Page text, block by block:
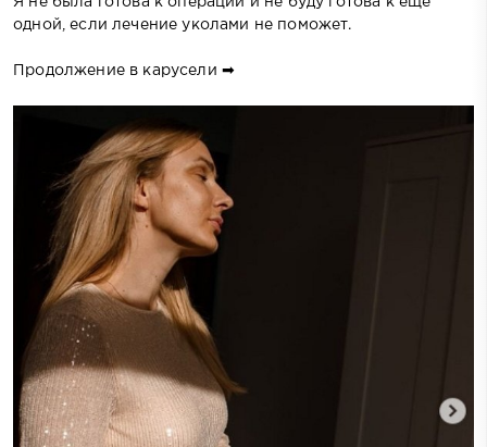
одной, если лечение уколами не поможет.
Продолжение в карусели ➡